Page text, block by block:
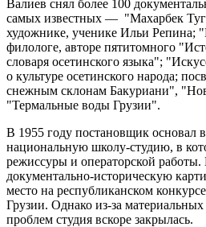
Валиев снял более 100
самых известных — "Махарбек
художнике, ученике Ильи Репина;
филологе, авторе пятитомного
словаря осетинского языка";
о культуре осетинского народа;
снежным склонам Бакуриани",
"Термальные воды Грузии".
В 1955 году постановщик основал
национальную школу-студию, в
режиссуры и операторской
документально-историческую
место на республиканском
Грузии. Однако из-за
проблем студия вскоре закрылась.